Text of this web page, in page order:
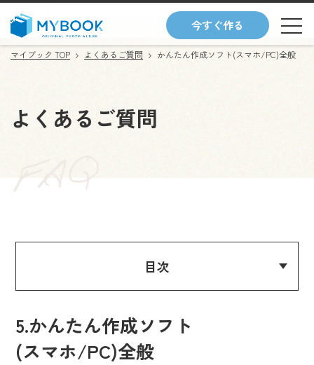
今すぐ作る
マイブック TOP よくあるご質問 かんたん作成ソフト(スマホ/PC)全般
よくあるご質問
目次
5.かんたん作成ソフト
(スマホ/PC)全般